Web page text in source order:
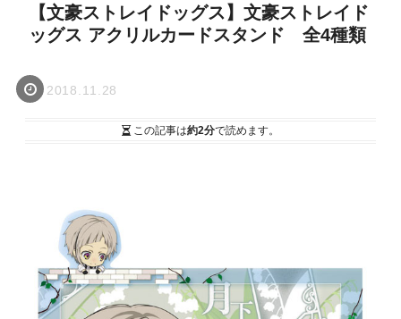
【文豪ストレイドッグス】文豪ストレイド
ッグス アクリルカードスタンド 全4種類
2018.11.28
この記事は約2分で読めます。